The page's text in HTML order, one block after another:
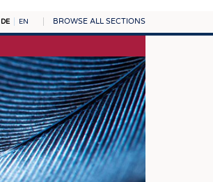
DE EN BROWSE ALL SECTIONS